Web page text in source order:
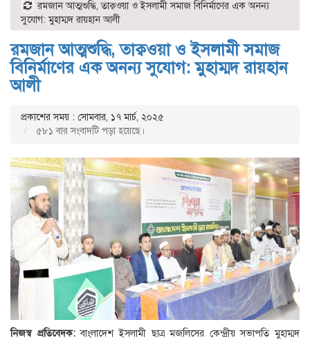
রমজান আত্মশুদ্ধি, তাক্বওয়া ও ইসলামী সমাজ বিনির্মাণের এক অনন্য
সুযোগ: মুহাম্মদ রায়হান আলী
রমজান আত্মশুদ্ধি, তাক্বওয়া ও ইসলামী সমাজ
বিনির্মাণের এক অনন্য সুযোগ: মুহাম্মদ রায়হান
আলী
প্রকাশের সময় : সোমবার, ১৭ মার্চ, ২০২৫
৫৮১ বার সংবাদটি পড়া হয়েছে।
নিজস্ব প্রতিবেদক:বাংলাদেশ ইসলামী ছাত্র মজলিসের কেন্দ্রীয় সভাপতি মুহাম্মদ